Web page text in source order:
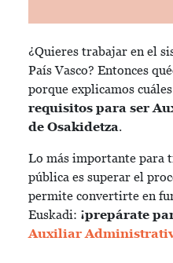
¿Quieres trabajar en el
País Vasco? Entonces
porque explicamos
requisitos para ser
de Osakidetza.
Lo más importante para
pública es superar el
permite convertirte en
Euskadi: ¡prepárate
Auxiliar